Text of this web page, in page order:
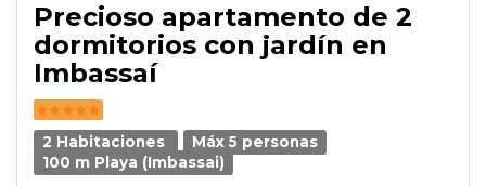
Precioso apartamento de 2
dormitorios con jardín en
Imbassaí
2 Habitaciones
Máx 5 personas
100 m Playa (Imbassai)